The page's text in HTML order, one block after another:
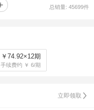
总销量: 45699件
￥74.92×12期
手续费约 ￥ 6/期
立即领取